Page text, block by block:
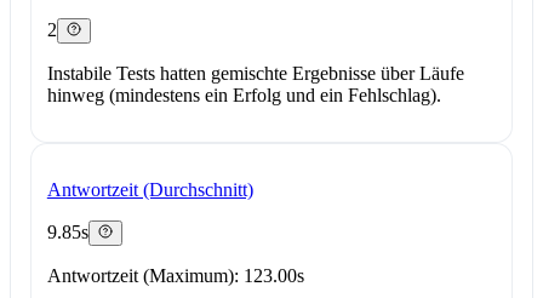
2
Instabile Tests hatten gemischte Ergebnisse über Läufe
hinweg (mindestens ein Erfolg und ein Fehlschlag).
Antwortzeit (Durchschnitt)
9.85s
Antwortzeit (Maximum): 123.00s